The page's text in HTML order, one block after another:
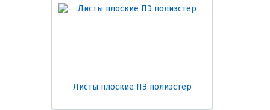
Листы плоские ПЭ полиэстер